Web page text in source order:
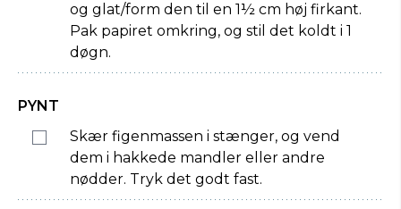
og glat/form den til en 1½ cm høj firkant.
Pak papiret omkring, og stil det koldt i 1
døgn.
PYNT
Skær figenmassen i stænger, og vend
dem i hakkede mandler eller andre
nødder. Tryk det godt fast.